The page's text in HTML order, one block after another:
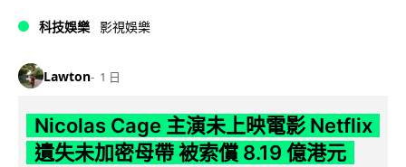
科技娛樂 影視娛樂
Lawton 1 日
Nicolas Cage 主演未上映電影 Netflix
遺失未加密母帶 被索償 8.19 億港元